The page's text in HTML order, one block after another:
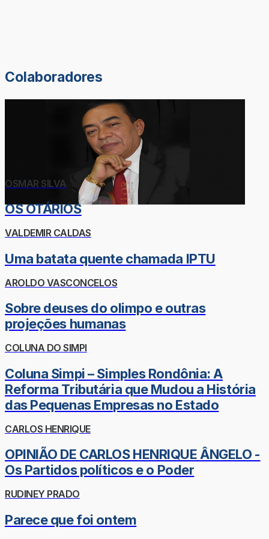
Colaboradores
OSMAR SILVA
OS OTÁRIOS
VALDEMIR CALDAS
Uma batata quente chamada IPTU
AROLDO VASCONCELOS
Sobre deuses do olimpo e outras
projeções humanas
COLUNA DO SIMPI
Coluna Simpi – Simples Rondônia: A
Reforma Tributária que Mudou a História
das Pequenas Empresas no Estado
CARLOS HENRIQUE
OPINIÃO DE CARLOS HENRIQUE ÂNGELO -
Os Partidos políticos e o Poder
RUDINEY PRADO
Parece que foi ontem